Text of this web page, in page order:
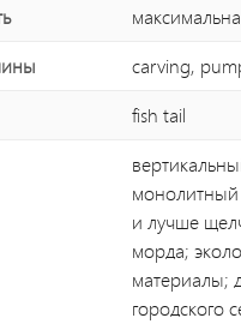
carving,
fish tail
монолитный
и лучше
морда;
материалы;
городского